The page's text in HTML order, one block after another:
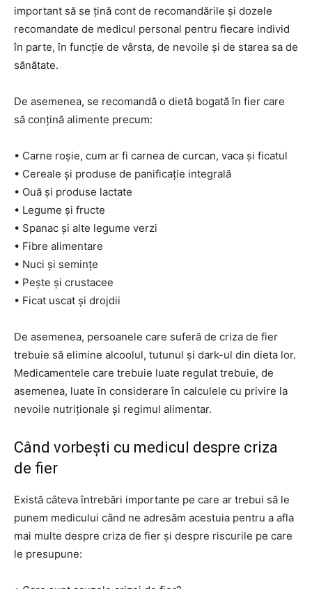
important să se țină cont de recomandările și dozele
recomandate de medicul personal pentru fiecare individ
în parte, în funcție de vârsta, de nevoile și de starea sa de
sănătate.
De asemenea, se recomandă o dietă bogată în fier care
să conțină alimente precum:
• Carne roșie, cum ar fi carnea de curcan, vaca și ficatul
• Cereale și produse de panificație integrală
• Ouă și produse lactate
• Legume și fructe
• Spanac și alte legume verzi
• Fibre alimentare
• Nuci și semințe
• Pește și crustacee
• Ficat uscat și drojdii
De asemenea, persoanele care suferă de criza de fier
trebuie să elimine alcoolul, tutunul și dark-ul din dieta lor.
Medicamentele care trebuie luate regulat trebuie, de
asemenea, luate în considerare în calculele cu privire la
nevoile nutriționale și regimul alimentar.
Când vorbești cu medicul despre criza
de fier
Există câteva întrebări importante pe care ar trebui să le
punem medicului când ne adresăm acestuia pentru a afla
mai multe despre criza de fier și despre riscurile pe care
le presupune: